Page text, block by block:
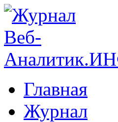
Главная
Журнал